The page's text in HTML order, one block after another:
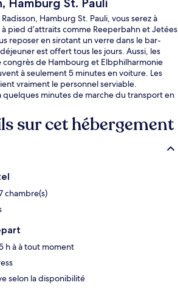
Hamburg St. Pauli
Hamburg St. Pauli, vous serez à
pied d’attraits comme Reeperbahn et Jetées
reposer en sirotant un verre dans le bar-
est offert tous les jours. Aussi, les
de Hambourg et Elbphilharmonie
à seulement 5 minutes en voiture. Les
vraiment le personnel serviable.
quelques minutes de marche du transport en
minutes.
sur cet hébergement
chambre(s)
h à à tout moment
selon la disponibilité